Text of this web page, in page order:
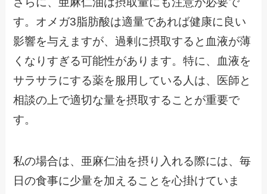
す。オメガ3脂肪酸は適量であれば健康に良い
影響を与えますが、過剰に摂取すると血液が薄
くなりすぎる可能性があります。特に、血液を
サラサラにする薬を服用している人は、医師と
相談の上で適切な量を摂取することが重要で
す。
私の場合は、亜麻仁油を摂り入れる際には、毎
日の食事に少量を加えることを心掛けていま